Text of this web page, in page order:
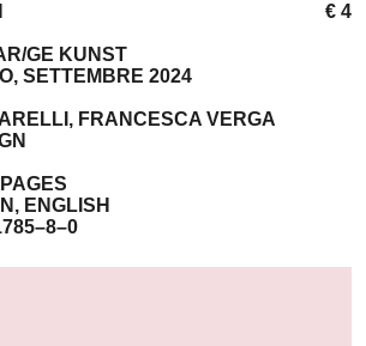
€ 4
GE KUNST
SETTEMBRE 2024
FRANCESCA VERGA
ENGLISH